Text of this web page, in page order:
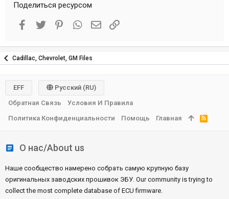
Поделиться ресурсом
Facebook
Twitter PinterestWhatsAppЭлектронная почта
Ссылка
Cadillac, Chevrolet, GM Files
О нас/About us
Наше сообщество намерено собрать самую крупную базу
оригинальных заводских прошивок ЭБУ. Our community is trying to
collect the most complete database of ECU firmware.
EFF
Русский (RU)
Обратная Связь
Условия И Правила
Политика Конфиденциальности
Помощь Главная
R